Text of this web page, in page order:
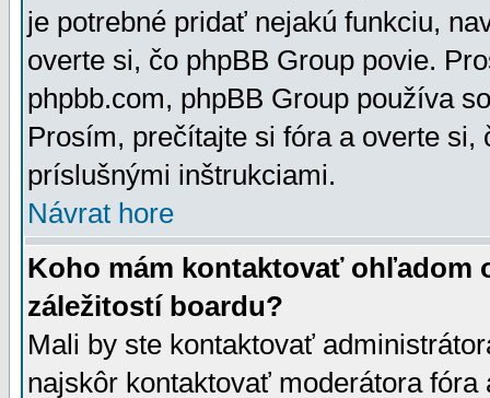
je potrebné pridať nejakú funkciu,
overte si, čo phpBB Group povie.
phpbb.com, phpBB Group používa
Prosím, prečítajte si fóra a overte
príslušnými inštrukciami.
Návrat hore
Koho mám kontaktovať ohľadom
záležitostí boardu?
Mali by ste kontaktovať
najskôr kontaktovať moderátora